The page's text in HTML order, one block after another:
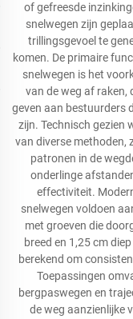
of gefreesde
snelwegen zijn
trillingsgevoel te
komen. De primaire
snelwegen is het
van de weg af raken,
geven aan bestuurders
zijn. Technisch gezien
van diverse methoden,
patronen in de
onderlinge
effectiviteit.
snelwegen voldoen
met groeven die
breed en 1,25 cm
berekend om
Toepassingen
bergpaswegen en
de weg aanzienlijke